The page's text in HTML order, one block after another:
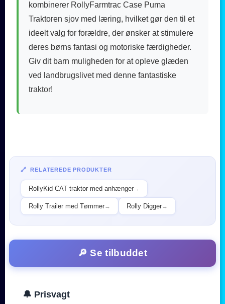
kombinerer RollyFarmtrac Case Puma
Traktoren sjov med læring, hvilket gør den til et
ideelt valg for forældre, der ønsker at stimulere
deres børns fantasi og motoriske færdigheder.
Giv dit barn muligheden for at opleve glæden
ved landbrugslivet med denne fantastiske
traktor!
🔗 RELATEREDE PRODUKTER
RollyKid CAT traktor med anhænger→
Rolly Trailer med Tømmer→ Rolly Digger→
🔎 Se tilbuddet
🔔 Prisvagt